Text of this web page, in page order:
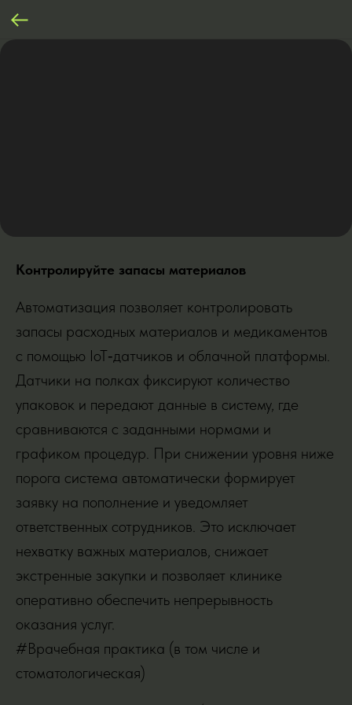
Контролируйте запасы материалов
Автоматизация позволяет контролировать
запасы расходных материалов и медикаментов
с помощью IoT‑датчиков и облачной платформы.
Датчики на полках фиксируют количество
упаковок и передают данные в систему, где
сравниваются с заданными нормами и
графиком процедур. При снижении уровня ниже
порога система автоматически формирует
заявку на пополнение и уведомляет
ответственных сотрудников. Это исключает
нехватку важных материалов, снижает
экстренные закупки и позволяет клинике
оперативно обеспечить непрерывность
оказания услуг.
#Врачебная практика (в том числе и
стоматологическая)